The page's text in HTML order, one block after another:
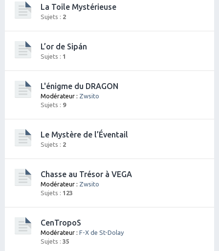
La Toile Mystérieuse
Sujets : 2
L’or de Sipán
Sujets : 1
L'énigme du DRAGON
Modérateur : Zwsito
Sujets : 9
Le Mystère de l’Éventail
Sujets : 2
Chasse au Trésor à VEGA
Modérateur : Zwsito
Sujets : 123
CenTropoS
Modérateur : F-X de St-Dolay
Sujets : 35